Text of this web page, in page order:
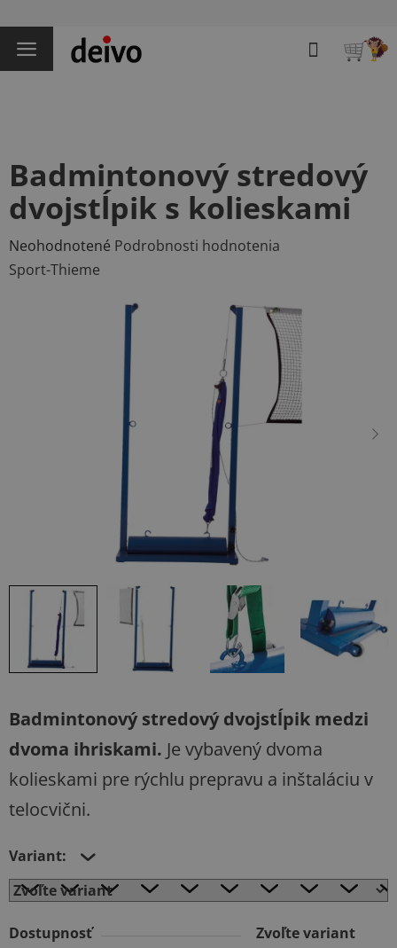
na
obsah
Hľadať
Badmintonový stredový dvojstĺpik medzi
dvoma ihriskami. Je vybavený dvoma
kolieskami pre rýchlu prepravu a inštaláciu v
telocvični.
Variant:
Dostupnosť
Zvoľte variant
Badmintonový stredový
dvojstĺpik s kolieskami
Priemerné
hodnotenie
Neohodnotené Podrobnosti hodnotenia
Sport-Thieme